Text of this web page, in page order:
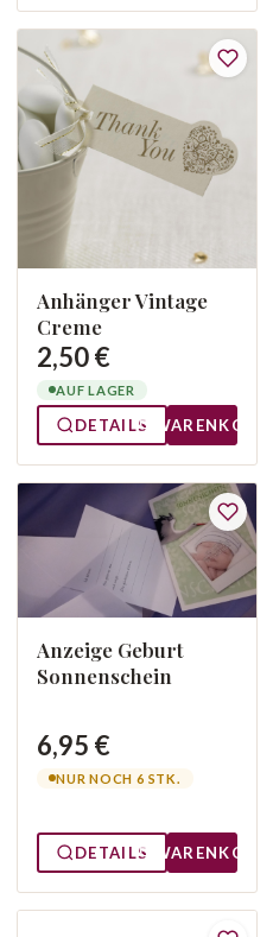
Anhänger Vintage
Creme
2,50 €
AUF LAGER
DETAILS WARENKORB
Anzeige Geburt
Sonnenschein
6,95 €
NUR NOCH 6 STK.
DETAILS WARENKORB